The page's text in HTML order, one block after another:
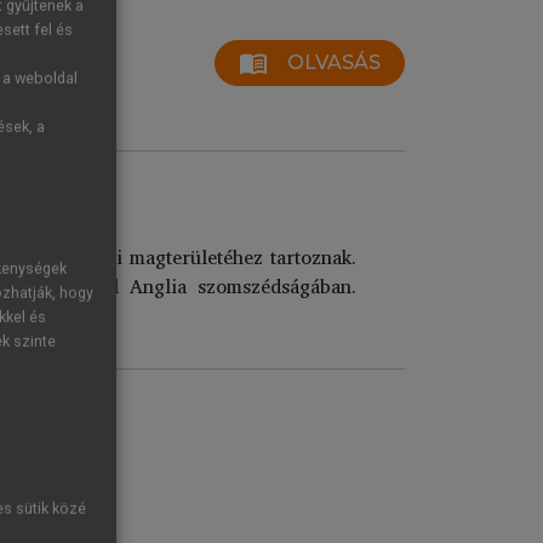
menu_book OLVASÁS
gazdasági magterületéhez tartoznak.
el Anglia szomszédságában.
a
fel és
weboldal
a
hogy
és
szinte
sütik közé